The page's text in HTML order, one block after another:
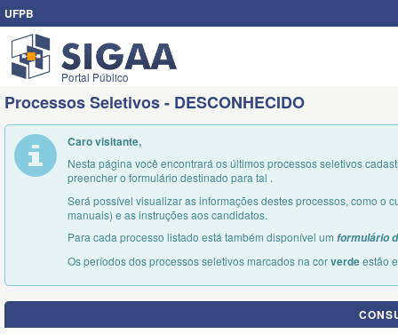
UFPB
Portal Público
Processos Seletivos - DESCONHECIDO
Caro visitante,
Nesta página você encontrará os últimos processos seletivos
preencher o formulário destinado para tal .
Será possível visualizar as informações destes processos, como o
manuais) e as instruções aos candidatos.
Para cada processo listado está também disponível um formulário
Os períodos dos processos seletivos marcados na corverdeestão